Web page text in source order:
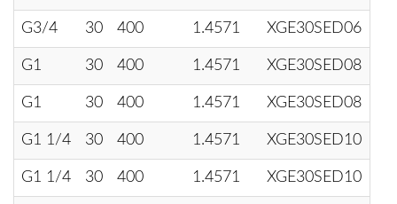
G3/4 30 400 1.4571 XGE30SED06
G1 30 400 1.4571 XGE30SED08
G1 30 400 1.4571 XGE30SED08
G1 1/4 30 400 1.4571 XGE30SED10
G1 1/4 30 400 1.4571 XGE30SED10